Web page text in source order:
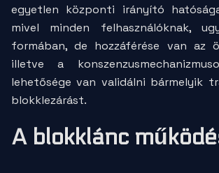
egyetlen központi irányító
mivel minden felhasználóknak,
formában, de hozzáférése van az
illetve a
lehetősége van validálni bármelyik
blokklezárást.
A blokklánc